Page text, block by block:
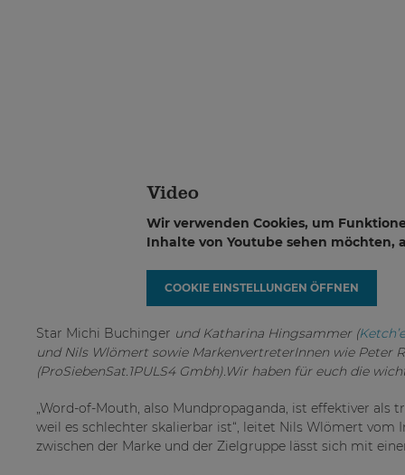
Video
Wir verwenden Cookies, um
Inhalte von Youtube sehen möchten,
COOKIE EINSTELLUNGEN ÖFFNEN
Star Michi Buchinger und Katharina Hingsammer (
und Nils Wlömert sowie MarkenvertreterInnen wie Peter
(ProSiebenSat.1PULS4 Gmbh).Wir haben für euch die
„Word-of-Mouth, also Mundpropaganda, ist effektiver
weil es schlechter skalierbar ist“, leitet Nils Wlömert vom
zwischen der Marke und der Zielgruppe lässt sich mit